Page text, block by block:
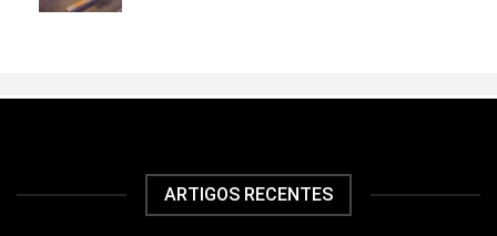
ARTIGOS RECENTES